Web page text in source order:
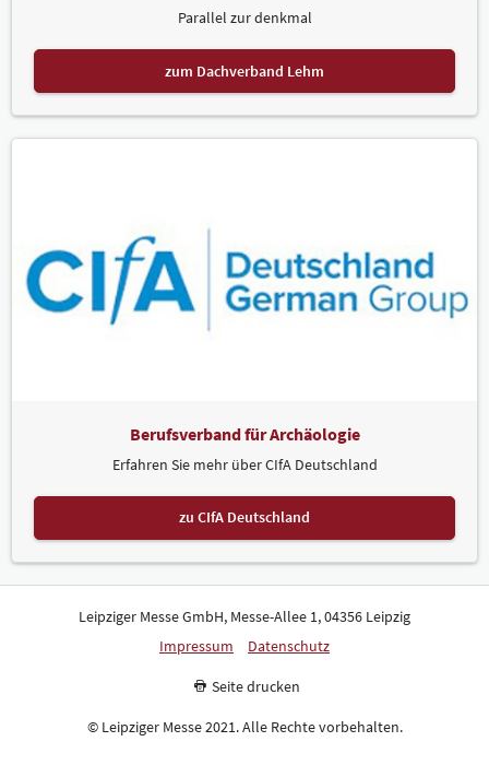
Parallel zur denkmal
zum Dachverband Lehm
Berufsverband für Archäologie
Erfahren Sie mehr über CIfA Deutschland
zu CIfA Deutschland
Leipziger Messe GmbH, Messe-Allee 1, 04356 Leipzig
Impressum
Datenschutz
Seite drucken
© Leipziger Messe 2021. Alle Rechte vorbehalten.